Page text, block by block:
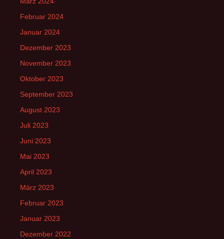
Februar 2024
Januar 2024
Dezember 2023
November 2023
Oktober 2023
September 2023
August 2023
Juli 2023
Juni 2023
Mai 2023
April 2023
März 2023
Februar 2023
Januar 2023
Dezember 2022